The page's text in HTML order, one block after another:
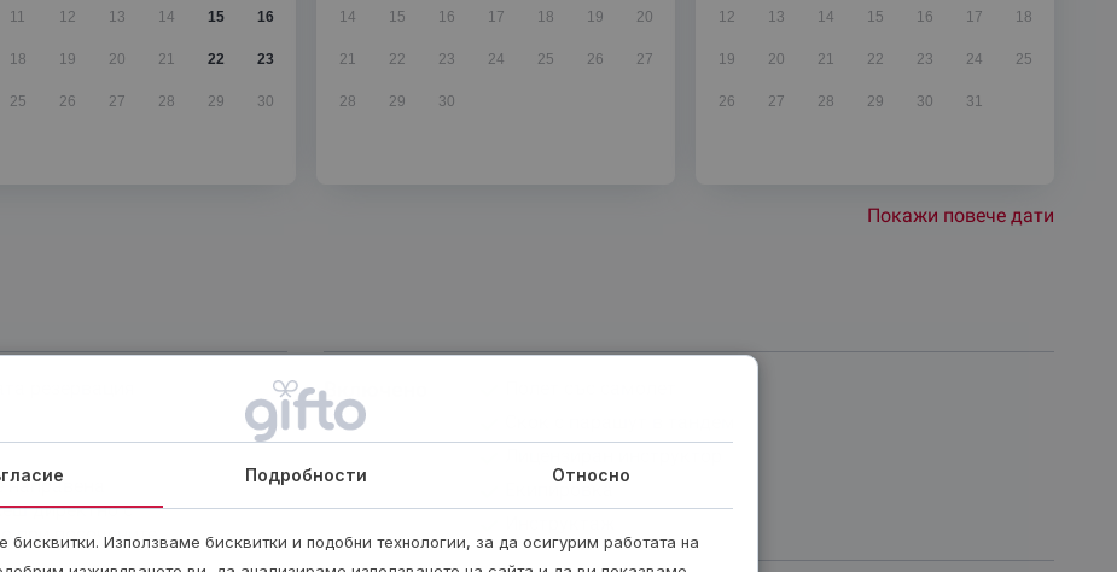
11 12 13 14 15 16
18 19 20 21 22 23
25 26 27 28 29 30
14 15 16 17 18 19 20
21 22 23 24 25 26 27
28 29 30
12 13 14 15 16 17 18
19 20 21 22 23 24 25
26 27 28 29 30 31
Покажи повече дати
резервация
директно с
посочените
Включено
Екипировка
Подробности Относно
бисквитки. Използваме бисквитки и подобни технологии, за да осигурим работата на